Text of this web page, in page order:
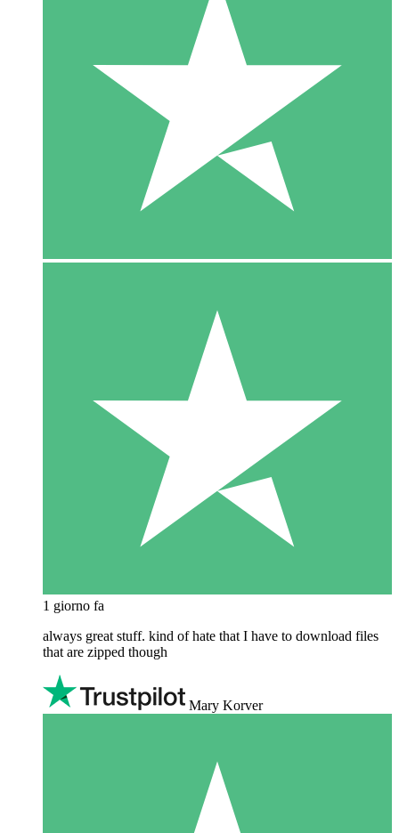
1 giorno fa
always great stuff. kind of hate that I have to download files
that are zipped though
Mary Korver